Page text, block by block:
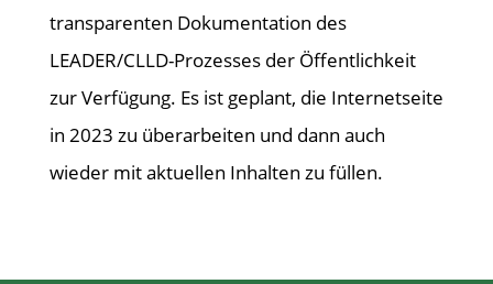
transparenten Dokumentation des
LEADER/CLLD-Prozesses der Öffentlichkeit
zur Verfügung. Es ist geplant, die Internetseite
in 2023 zu überarbeiten und dann auch
wieder mit aktuellen Inhalten zu füllen.